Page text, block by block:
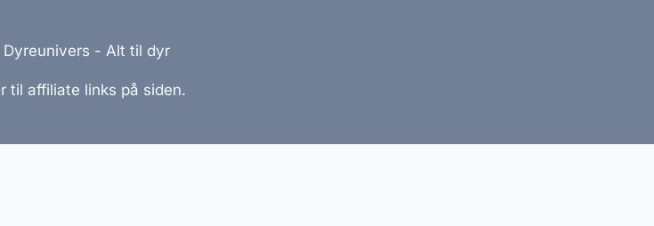
20.00 kr..17.50 kr..- Alt til dyr
til affiliate links på siden.